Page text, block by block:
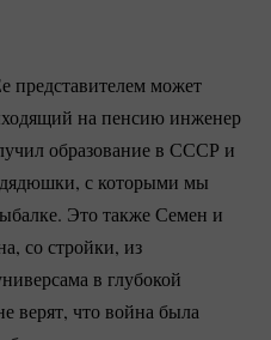
представителем может
на пенсию инженер
образование в СССР и
с которыми мы
Это также Семен и
со стройки, из
в глубокой
верят, что война была